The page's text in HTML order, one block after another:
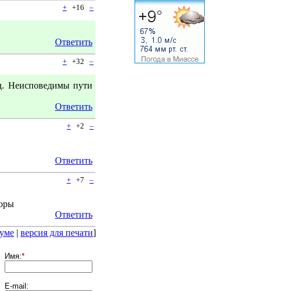
+ +16 –
Ответить
+ +32 –
Неисповедимы пути
Ответить
+ +2 –
Ответить
+ +7 –
Ответить
| версия для печати]
Имя:*
E-mail: